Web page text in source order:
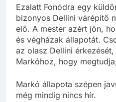
Ezalatt Fonódra egy
bizonyos Dellini várépítő
elő. A mester azért jön,
és végházak állapotát.
az olasz Dellini
Markóhoz, hogy
Markó állapota szépen
még mindig nincs hír.